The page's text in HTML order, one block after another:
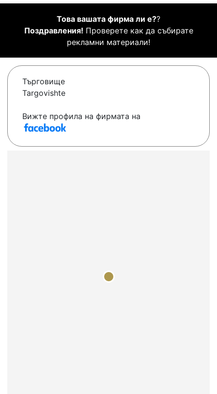
Това вашата фирма ли е??
Поздравления! Проверете как да събирате
рекламни материали!
Търговище
Targovishte
Вижте профила на фирмата на